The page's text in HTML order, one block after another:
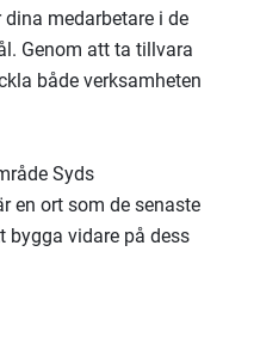
medarbetare i de
Genom att ta tillvara
både verksamheten
Syds
en ort som de senaste
bygga vidare på dess